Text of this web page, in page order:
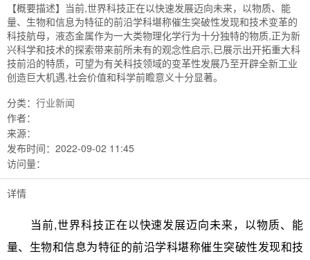
【概要描述】 当前,世界科技正在以快速发展迈向未来，以物质、能
量、生物和信息为特征的前沿学科堪称催生突破性发现和技术变革的
科技航母，液态金属作为一大类物理化学行为十分独特的物质,正为新
兴科学和技术的探索带来前所未有的观念性启示,已展示出开拓重大科
技前沿的特质，可望为有关科技领域的变革性发展乃至开辟全新工业
创造巨大机遇,社会价值和科学前瞻意义十分显著。
分类： 行业新闻
作者：
来源：
发布时间： 2022-09-02 11:45
访问量：
详情
当前,世界科技正在以快速发展迈向未来，以物质、能
量、生物和信息为特征的前沿学科堪称催生突破性发现和技